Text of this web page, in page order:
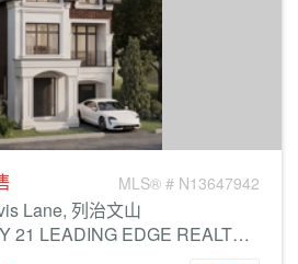
MLS® # N13647942
Lane, 列治文山
经纪公司: CENTURY 21 LEADING EDGE REALTY INC.